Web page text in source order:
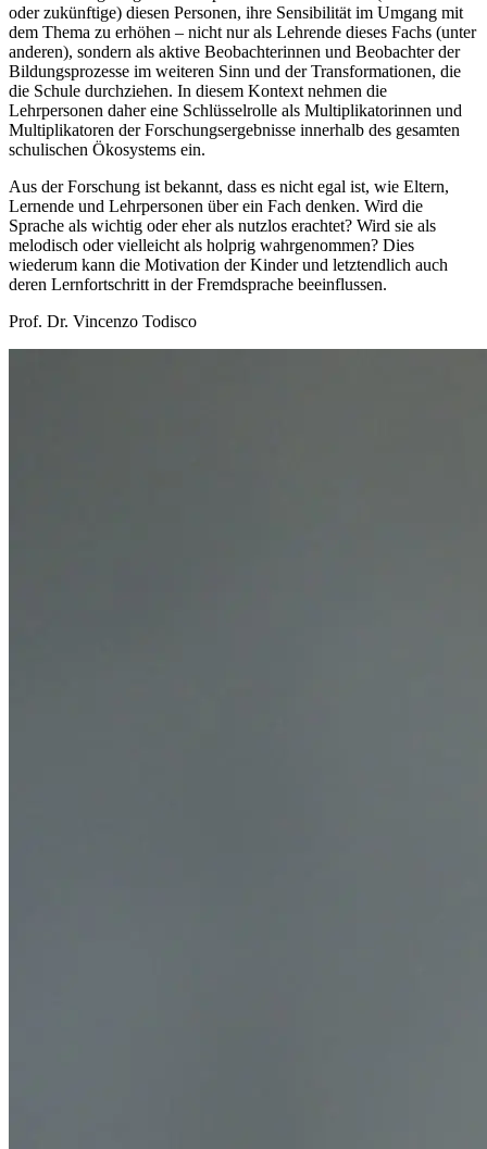
oder zukünftige) diesen Personen, ihre Sensibilität im Umgang mit
dem Thema zu erhöhen – nicht nur als Lehrende dieses Fachs (unter
anderen), sondern als aktive Beobachterinnen und Beobachter der
Bildungsprozesse im weiteren Sinn und der Transformationen, die
die Schule durchziehen. In diesem Kontext nehmen die
Lehrpersonen daher eine Schlüsselrolle als Multiplikatorinnen und
Multiplikatoren der Forschungsergebnisse innerhalb des gesamten
schulischen Ökosystems ein.
Aus der Forschung ist bekannt, dass es nicht egal ist, wie Eltern,
Lernende und Lehrpersonen über ein Fach denken. Wird die
Sprache als wichtig oder eher als nutzlos erachtet? Wird sie als
melodisch oder vielleicht als holprig wahrgenommen? Dies
wiederum kann die Motivation der Kinder und letztendlich auch
deren Lernfortschritt in der Fremdsprache beeinflussen.
Prof. Dr. Vincenzo Todisco